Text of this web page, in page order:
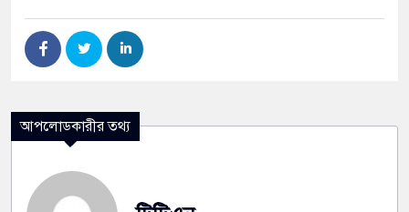
আপলোডকারীর তথ্য